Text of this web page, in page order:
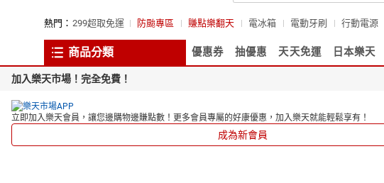
熱門： 299超取免運 防颱專區 賺點樂翻天 電冰箱 電動牙刷 行動電源
商品分類 優惠券 抽優惠 天天免運 日本樂天
加入樂天市場！完全免費！
立即加入樂天會員，讓您邊購物邊賺點數！更多會員專屬的好康優惠，加入樂天就能輕鬆享有！
成為新會員